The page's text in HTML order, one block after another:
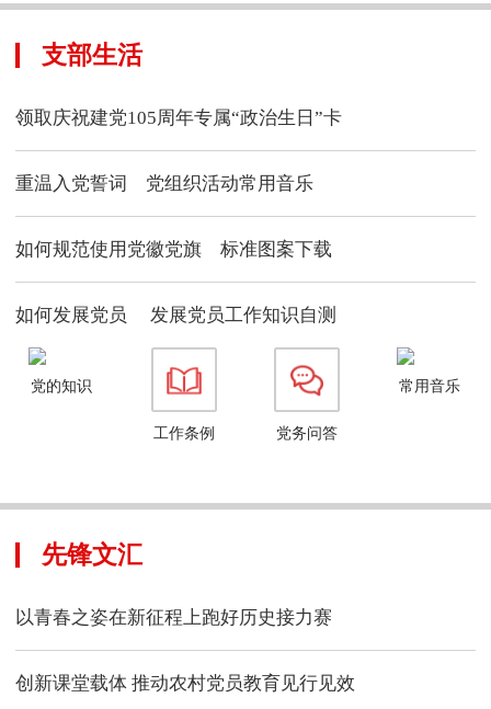
支部生活
领取庆祝建党105周年专属“政治生日”卡
重温入党誓词 党组织活动常用音乐
如何规范使用党徽党旗 标准图案下载
如何发展党员 发展党员工作知识自测
党的知识
工作条例 党务问答
常用音乐
先锋文汇
以青春之姿在新征程上跑好历史接力赛
创新课堂载体 推动农村党员教育见行见效